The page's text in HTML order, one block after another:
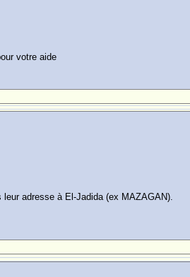
votre aide
adresse à El-Jadida (ex MAZAGAN).